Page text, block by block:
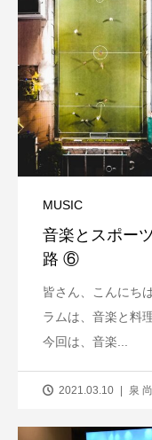
MUSIC
音楽とスポー
路 ⑥
皆さん、こんにち
ラムは、音楽と料
今回は、音楽...
2021.03.10 泉